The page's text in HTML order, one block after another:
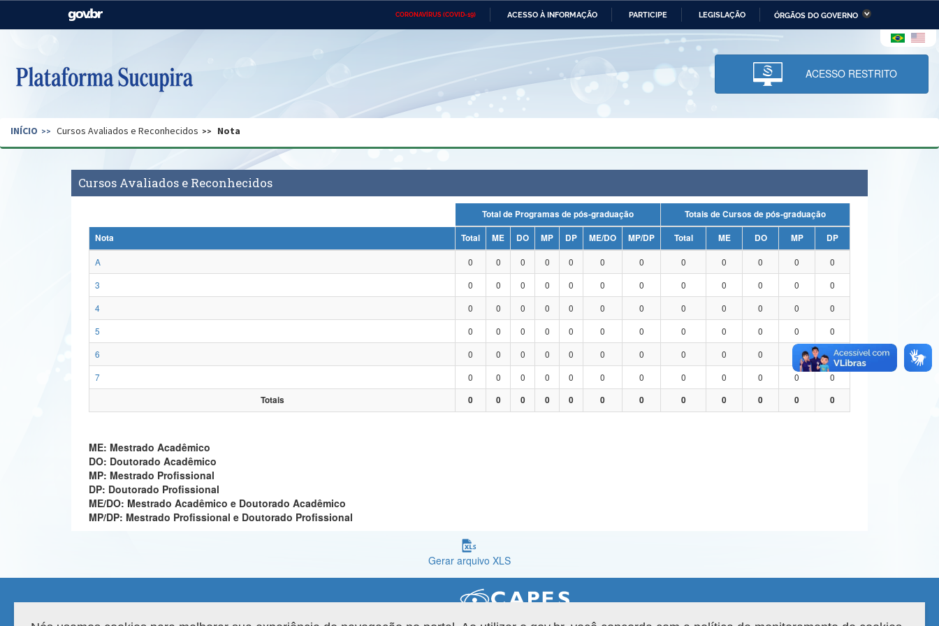
CORONAVÍRUS (COVID-19) ACESSO À INFORMAÇÃO PARTICIPE LEGISLAÇÃO ÓRGÃOS DO GOVERNO
Casa Civil Ministério das Relações Ministério da Economia Ministério da Infraestrutura
Pecuária e Abastecimento
Ministério da Ciência,
Tecnologia, Inovações e
Comunicações
Ministério do Desenvolvimento
Regional e dos Direitos Humanos
Secretaria de Governo Gabinete de Segurança Advocacia-Geral da União Banco Central do Brasil Planalto
ACESSO RESTRITO
INÍCIO Cursos Avaliados e Reconhecidos Nota
Cursos Avaliados e Reconhecidos
Total de Programas de pós-graduação
Totais de Cursos de pós-graduação
Nota
Total ME DO MP DP ME/DO MP/DP Total ME DO MP
DP
A
0 0 0 0 0 0 0 0 0 0 0
0
3
0 0 0 0 0 0 0 0 0 0 0
0
4
0 0 0 0 0 0 0 0 0 0 0
0
5
0 0 0 0 0 0 0 0 0 0 0
0
6
0 0 0 0 0 0 0 0 0 0
0
7
0 0 0 0 0 0 0 0 0 0 0
0
Totais
0 0 0 0 0 0 0 0 0 0 0 0
ME: Mestrado Acadêmico
DO: Doutorado Acadêmico
MP: Mestrado Profissional
DP: Doutorado Profissional
ME/DO: Mestrado Acadêmico e Doutorado Acadêmico
MP/DP: Mestrado Profissional e Doutorado Profissional
Gerar arquivo XLS